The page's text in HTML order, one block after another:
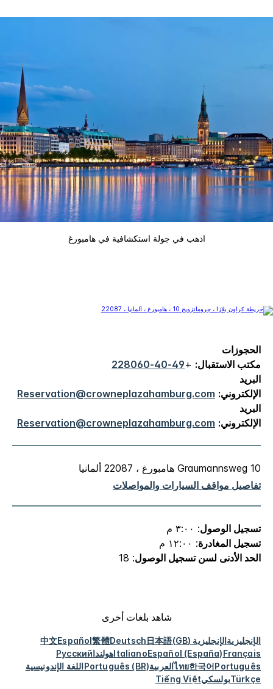
اذهب في جولة استكشافية في هامبورغ
الحجوزات
مكتب الاستقبال: +
49-40-228060
البريد
الإلكتروني: Reservation@crowneplazahamburg.com
البريد
الإلكتروني: Reservation@crowneplazahamburg.com
Graumannsweg 10 هامبورغ ، 22087 ألمانيا
تفاصيل مواقف السيارات والمواصلات
تسجيل الوصول: ٣:٠٠ م
تسجيل المغادرة: ١٢:٠٠ م
الحد الأدنى لسن تسجيل الوصول: 18
شاهد بلغات أخرى
الإنجليزيةالإنجليزية (GB) 日本語
Deutsch
繁體
Español
中文
Français
Español (España)
ItalianoهولنداРусский
Português
한국어
ไทยالعربيةPortuguês (BR)اللغة الإندونيسية
TürkçeبولسكيTiếng Việt